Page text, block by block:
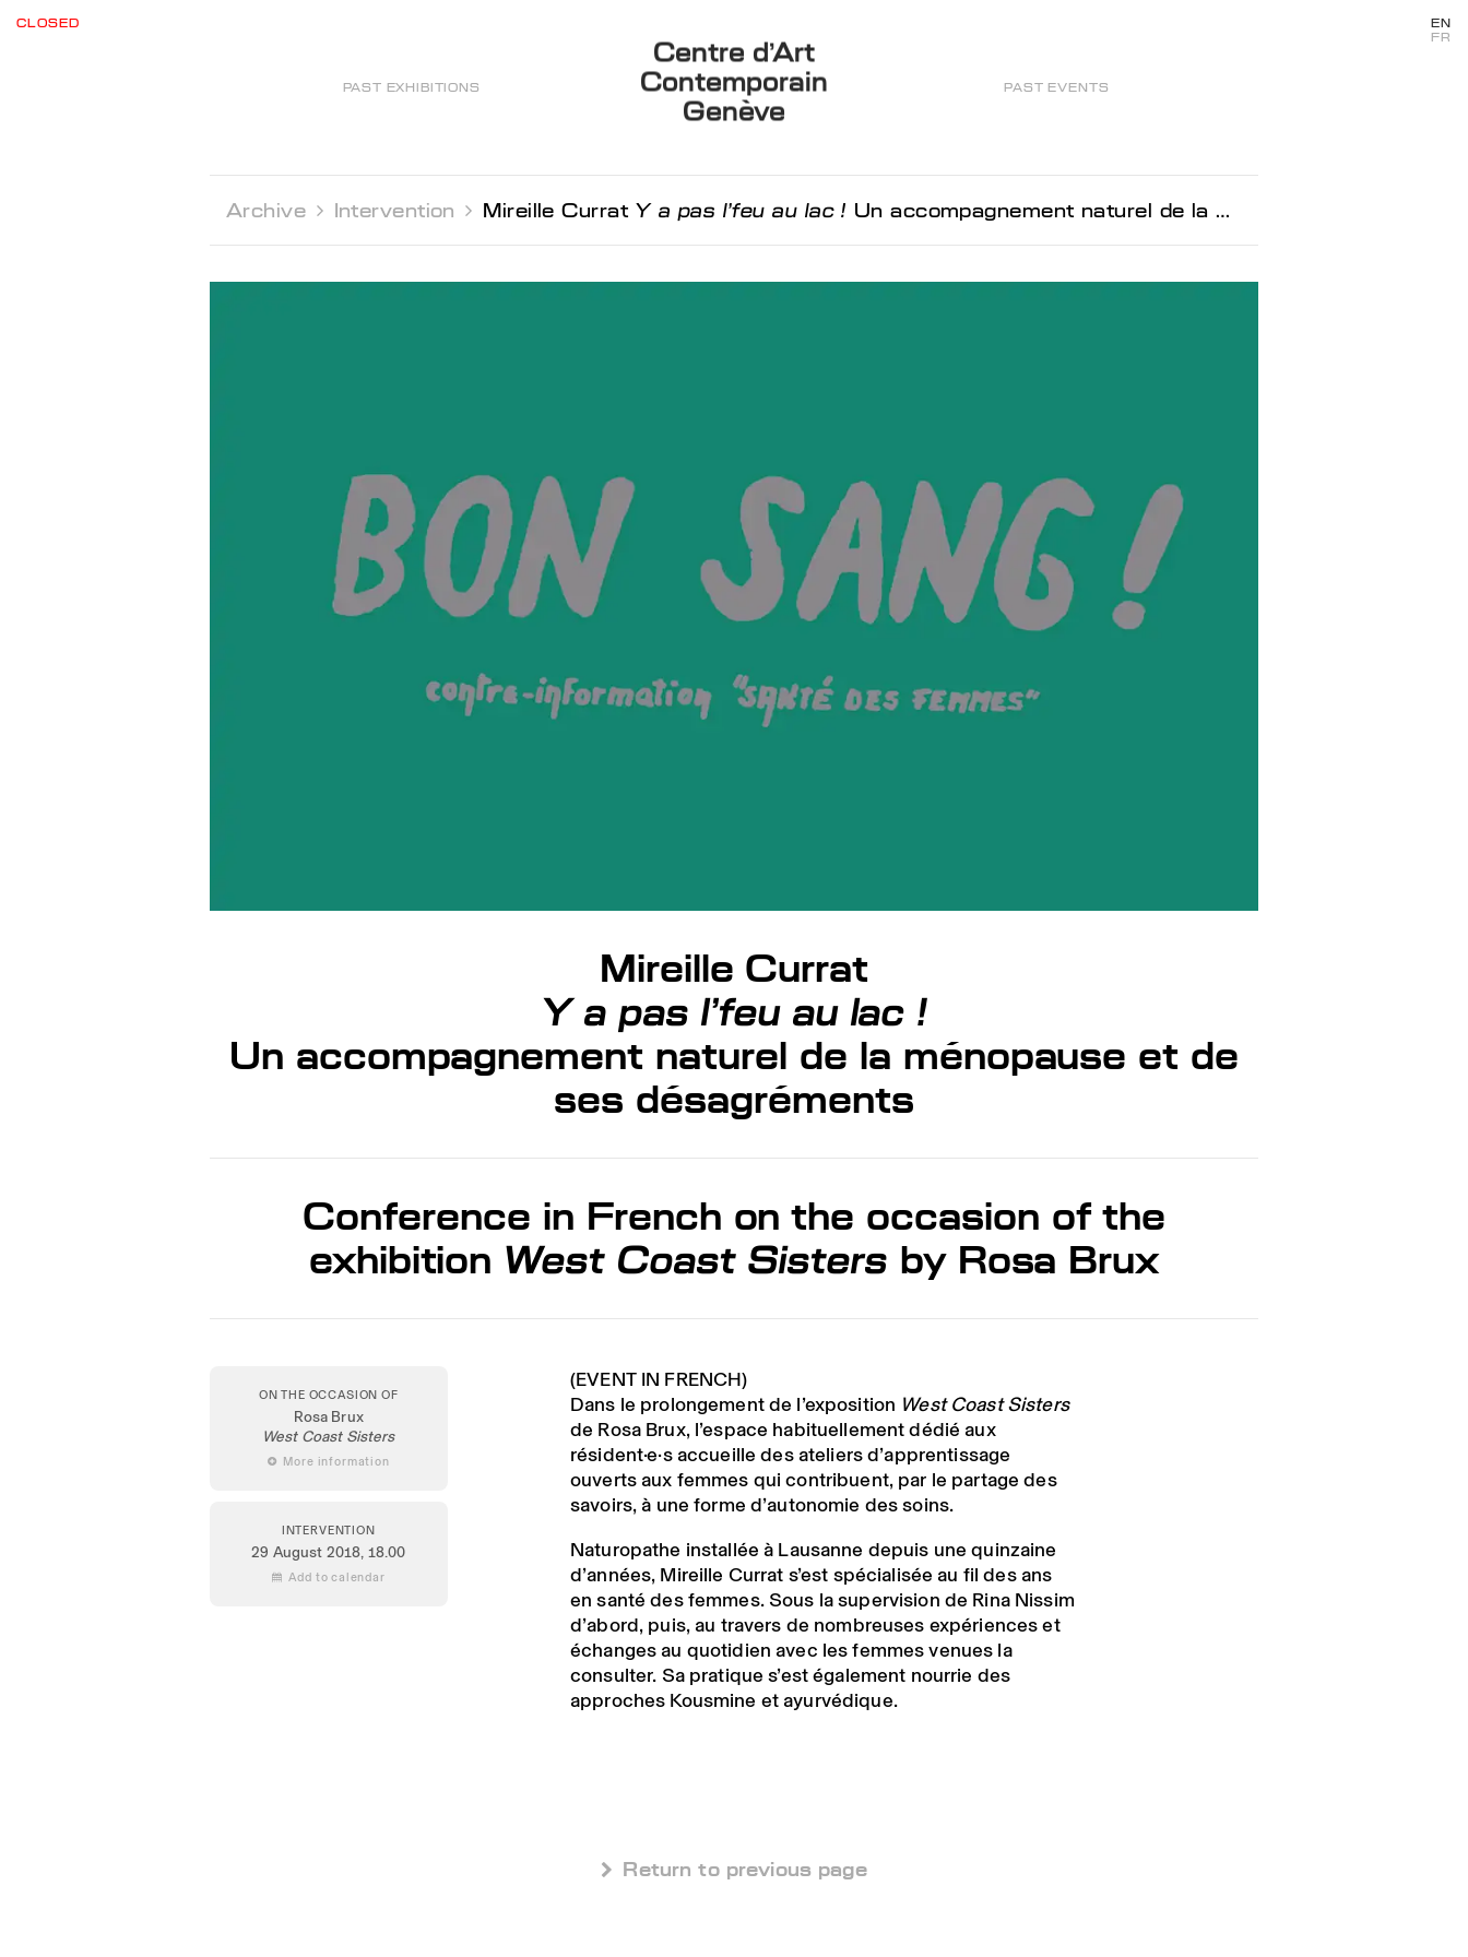
CLOSED
PAST EXHIBITIONS
Centre d’Art
Contemporain
Genève
PAST EVENTS
EN
FR
Archive  Intervention  Mireille Currat Y a pas l’feu au lac ! Un accompagnement naturel de la ménopause et de ses désagréments
Mireille Currat
Y a pas l’feu au lac !
Un accompagnement naturel de la ménopause et de
ses désagréments
Conference in French on the occasion of the
exhibition West Coast Sisters by Rosa Brux
ON THE OCCASION OF
Rosa Brux
West Coast Sisters
 More information
INTERVENTION
29 August 2018, 18.00
 Add to calendar
(EVENT IN FRENCH)
Dans le prolongement de l’exposition West Coast Sisters
de Rosa Brux, l’espace habituellement dédié aux
résident·e·s accueille des ateliers d’apprentissage
ouverts aux femmes qui contribuent, par le partage des
savoirs, à une forme d’autonomie des soins.
Naturopathe installée à Lausanne depuis une quinzaine
d’années, Mireille Currat s’est spécialisée au fil des ans
en santé des femmes. Sous la supervision de Rina Nissim
d’abord, puis, au travers de nombreuses expériences et
échanges au quotidien avec les femmes venues la
consulter. Sa pratique s’est également nourrie des
approches Kousmine et ayurvédique.
 Return to previous page